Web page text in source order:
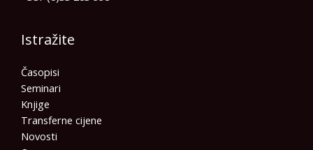
Istražite
Časopisi
Seminari
Knjige
Transferne cijene
Novosti